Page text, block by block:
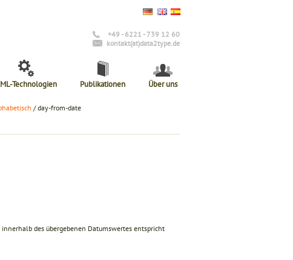
+49 - 6221 - 739 12 60
kontakt(at)data2type.de
Technologien Publikationen Über uns
/ day-from-date
innerhalb des übergebenen Datumswertes entspricht